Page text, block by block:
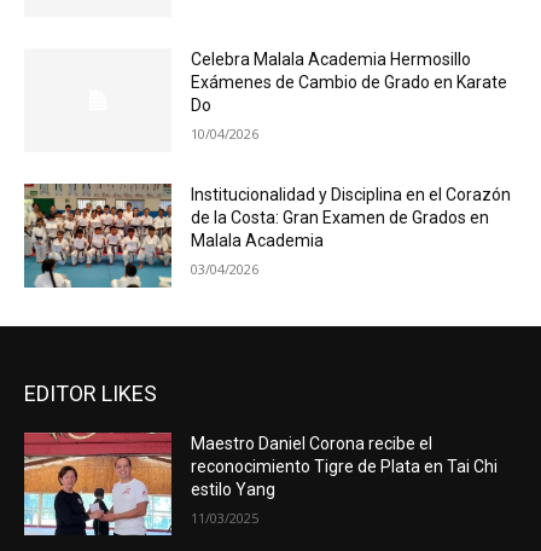
Celebra Malala Academia Hermosillo
Exámenes de Cambio de Grado en Karate
Do
10/04/2026
Institucionalidad y Disciplina en el Corazón
de la Costa: Gran Examen de Grados en
Malala Academia
03/04/2026
EDITOR LIKES
Maestro Daniel Corona recibe el
reconocimiento Tigre de Plata en Tai Chi
estilo Yang
11/03/2025